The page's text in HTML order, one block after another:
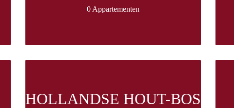
0 Appartementen
HOLLANDSE HOUT-BOS